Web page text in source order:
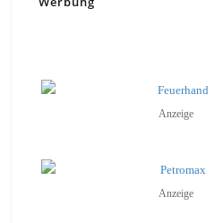
Anzeige
Anzeige